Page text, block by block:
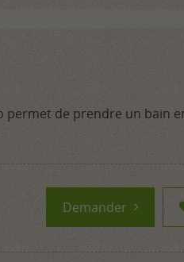
permet de prendre un bain
Demander